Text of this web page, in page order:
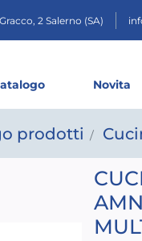
2 Salerno (SA)
Novita
prodotti